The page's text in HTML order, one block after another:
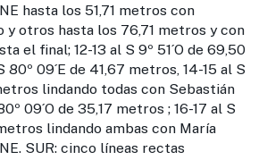
hasta los 51,71 metros con
y otros hasta los 76,71 metros y con
el final; 12-13 al S 9º 51´O de 69,50
80º 09´E de 41,67 metros, 14-15 al S
lindando todas con Sebastián
09´O de 35,17 metros ; 16-17 al S
lindando ambas con María
SUR: cinco líneas rectas